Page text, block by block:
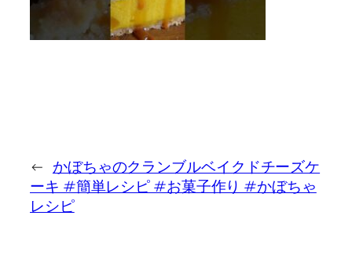
← かぼちゃのクランブルベイクドチーズケ
ーキ #簡単レシピ #お菓子作り #かぼちゃ
レシピ